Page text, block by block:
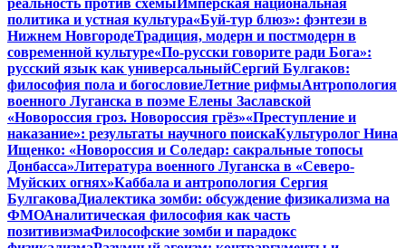
реальность против схемыИмперская национальная
политика и устная культура«Буй-тур блюз»: фэнтези в
Нижнем НовгородеТрадиция, модерн и постмодерн в
современной культуре«По-русски говорите ради Бога»:
русский язык как универсальныйСергий Булгаков:
философия пола и богословиеЛетние рифмыАнтропология
военного Луганска в поэме Елены Заславской
«Новороссия гроз. Новороссия грёз»«Преступление и
наказание»: результаты научного поискаКультуролог Нина
Ищенко: «Новороссия и Соледар: сакральные топосы
Донбасса»Литература военного Луганска в «Северо-
Муйских огнях»Каббала и антропология Сергия
БулгаковаДиалектика зомби: обсуждение физикализма на
ФМОАналитическая философия как часть
позитивизмаФилософские зомби и парадокс